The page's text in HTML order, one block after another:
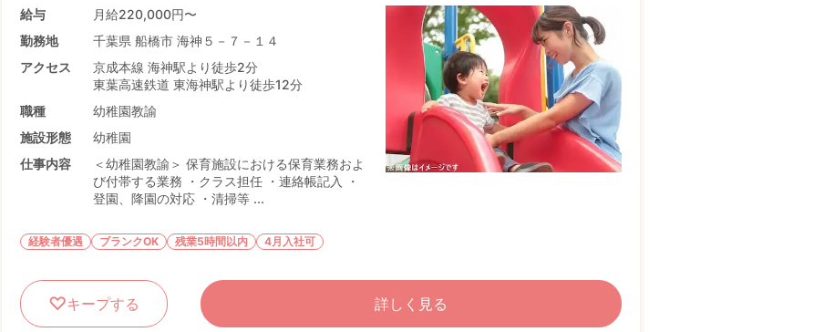
給与
月給220,000円〜
勤務地
千葉県 船橋市 海神５－７－１４
アクセス
京成本線 海神駅より徒歩2分
東葉高速鉄道 東海神駅より徒歩12分
職種
幼稚園教諭
施設形態
幼稚園
仕事内容
＜幼稚園教諭＞ 保育施設における保育業務およ
び付帯する業務 ・クラス担任 ・連絡帳記入 ・
登園、降園の対応 ・清掃等 ...
経験者優遇 ブランクOK 残業5時間以内 4月入社可
キープする 詳しく見る